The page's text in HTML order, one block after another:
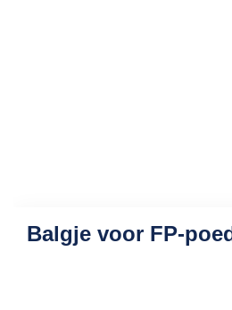
Balgje voor FP-